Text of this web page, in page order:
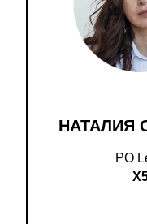
НАТАЛИЯ
PO